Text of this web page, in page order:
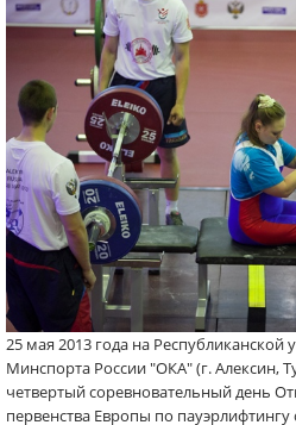
25 мая 2013 года на
Минспорта России "ОКА" (г. Алексин,
четвертый соревновательный день
первенства Европы по пауэрлифтингу